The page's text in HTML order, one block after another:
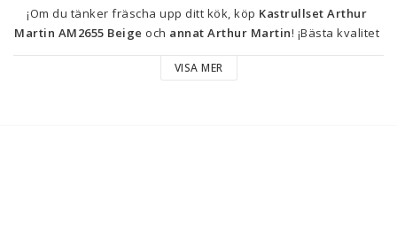
¡Om du tänker fräscha upp ditt kök, köp Kastrullset Arthur
Martin AM2655 Beige och annat Arthur Martin! ¡Bästa kvalitet
till bästa pris är nu inom räckhåll!
VISA MER